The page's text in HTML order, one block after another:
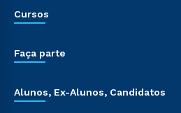
Cursos
Faça parte
Alunos, Ex-Alunos, Candidatos